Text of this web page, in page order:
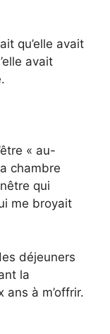
qu’elle avait
avait
« au-
chambre
qui
me broyait
déjeuners
la
ans à m’offrir.